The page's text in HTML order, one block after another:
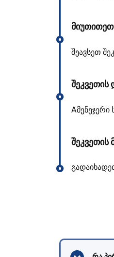
მიუთითეთ
შეავსეთ
შეკვეთის
შეკვეთის